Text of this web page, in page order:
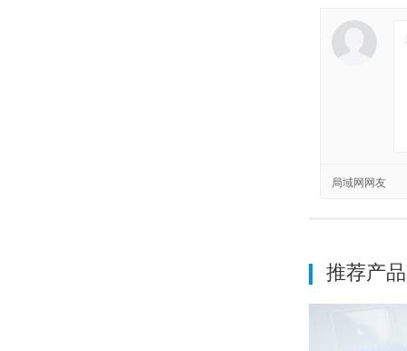
局域网网友
推荐产品